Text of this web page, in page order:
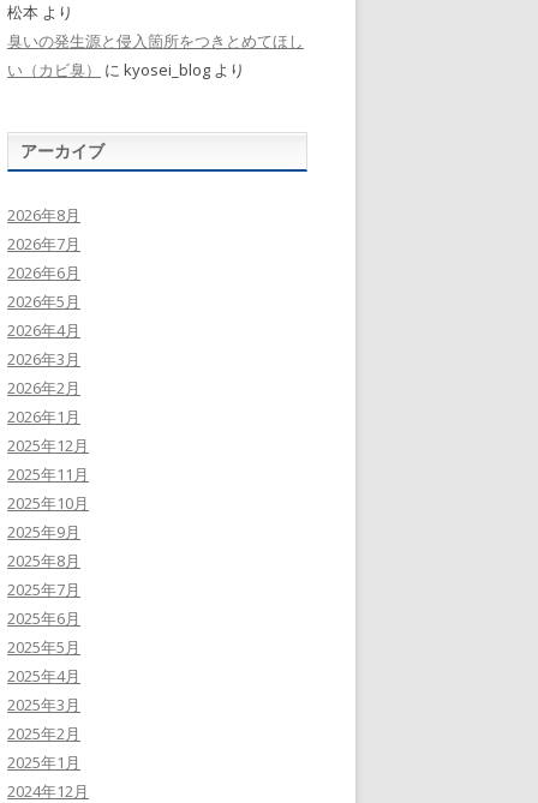
松本 より
臭いの発生源と侵入箇所をつきとめてほし
い（カビ臭）
に kyosei_blog より
アーカイブ
2026年8月
2026年7月
2026年6月
2026年5月
2026年4月
2026年3月
2026年2月
2026年1月
2025年12月
2025年11月
2025年10月
2025年9月
2025年8月
2025年7月
2025年6月
2025年5月
2025年4月
2025年3月
2025年2月
2025年1月
2024年12月